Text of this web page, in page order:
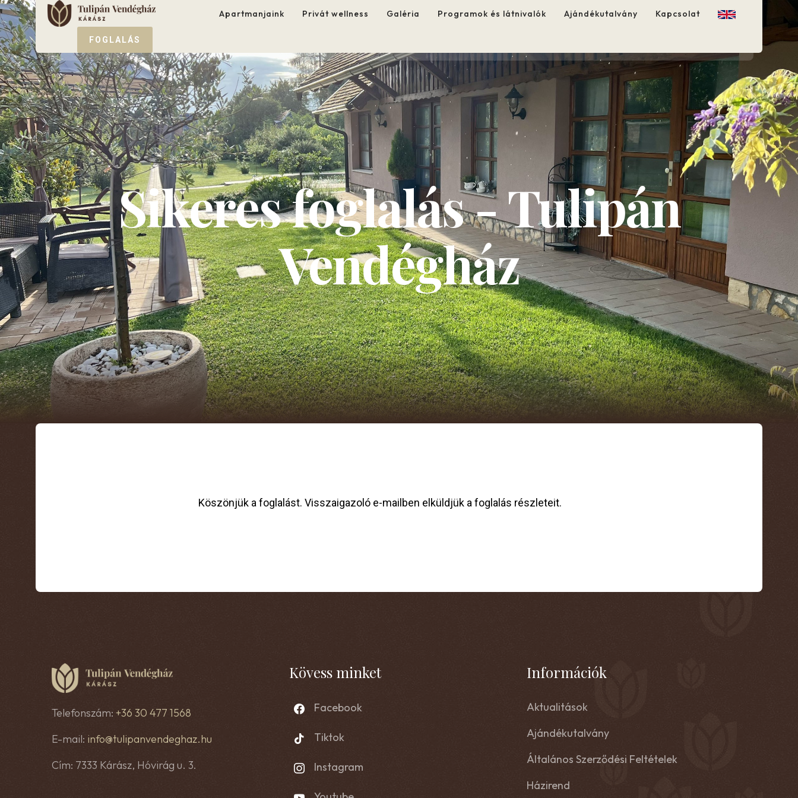
Apartmanjaink Privát wellness Galéria Programok és látnivalók Ajándékutalvány Kapcsolat
FOGLALÁS
Sikeres foglalás - Tulipán
Vendégház
Köszönjük a foglalást. Visszaigazoló e-mailben elküldjük a foglalás részleteit.
Telefonszám: +36 30 477 1568
E-mail: info@tulipanvendeghaz.hu
Cím: 7333 Kárász, Hóvirág u. 3.
Kövess minket
Facebook
Tiktok
Instagram
Információk
Aktualitások
Ajándékutalvány
Általános Szerződési Feltételek
Házirend